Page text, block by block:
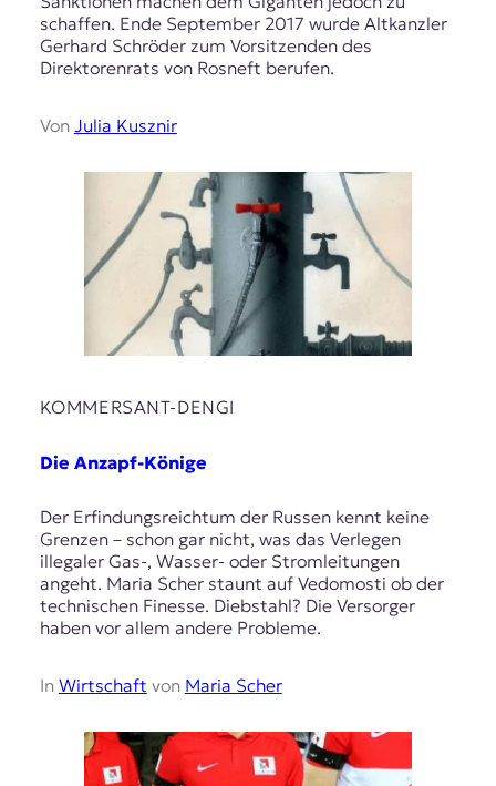
schaffen. Ende September 2017 wurde Altkanzler
Gerhard Schröder zum Vorsitzenden des
Direktorenrats von Rosneft berufen.
Von Julia Kusznir
KOMMERSANT-DENGI
Die Anzapf-Könige
Der Erfindungsreichtum der Russen kennt keine
Grenzen – schon gar nicht, was das Verlegen
illegaler Gas-, Wasser- oder Stromleitungen
angeht. Maria Scher staunt auf Vedomosti ob der
technischen Finesse. Diebstahl? Die Versorger
haben vor allem andere Probleme.
In Wirtschaft von Maria Scher